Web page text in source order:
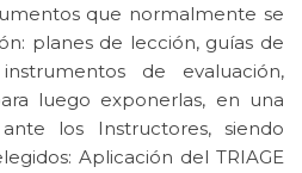
que normalmente se
planes de lección, guías de
de evaluación,
luego exponerlas, en una
los Instructores, siendo
Aplicación del TRIAGE